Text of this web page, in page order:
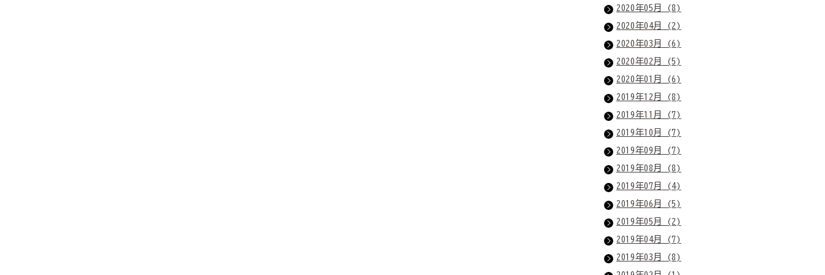
2020年05月 (8)
2020年04月 (2)
2020年03月 (6)
2020年02月 (5)
2020年01月 (6)
2019年12月 (8)
2019年11月 (7)
2019年10月 (7)
2019年09月 (7)
2019年08月 (8)
2019年07月 (4)
2019年06月 (5)
2019年05月 (2)
2019年04月 (7)
2019年03月 (8)